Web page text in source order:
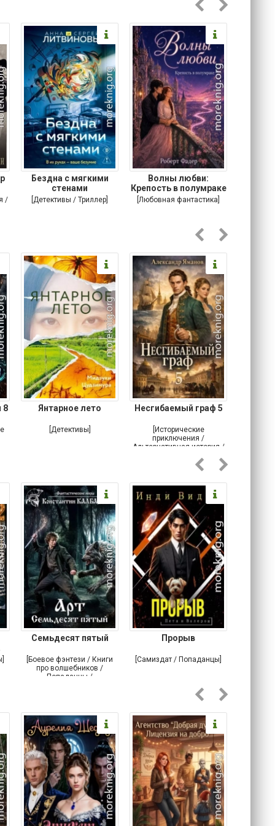
/
Бездна с мягкими
стенами
[Детективы / Триллер]
Волны любви:
Крепость в полумраке
[Любовная фантастика]
8 Янтарное лето
[Детективы]
Несгибаемый граф 5
[Исторические
приключения /
Альтернативная история /
Семьдесят пятый
[Боевое фэнтези / Книги
про волшебников /
Попаданцы /
Прорыв
[Самиздат / Попаданцы]